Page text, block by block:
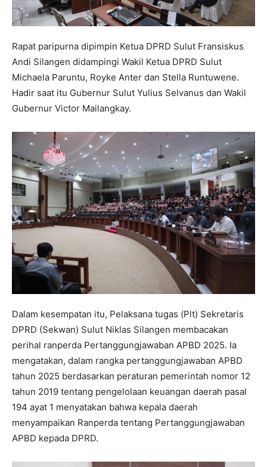
Rapat paripurna dipimpin Ketua DPRD Sulut Fransiskus
Andi Silangen didampingi Wakil Ketua DPRD Sulut
Michaela Paruntu, Royke Anter dan Stella Runtuwene.
Hadir saat itu Gubernur Sulut Yulius Selvanus dan Wakil
Gubernur Victor Mailangkay.
Dalam kesempatan itu, Pelaksana tugas (Plt) Sekretaris
DPRD (Sekwan) Sulut Niklas Silangen membacakan
perihal ranperda Pertanggungjawaban APBD 2025. Ia
mengatakan, dalam rangka pertanggungjawaban APBD
tahun 2025 berdasarkan peraturan pemerintah nomor 12
tahun 2019 tentang pengelolaan keuangan daerah pasal
194 ayat 1 menyatakan bahwa kepala daerah
menyampaikan Ranperda tentang Pertanggungjawaban
APBD kepada DPRD.